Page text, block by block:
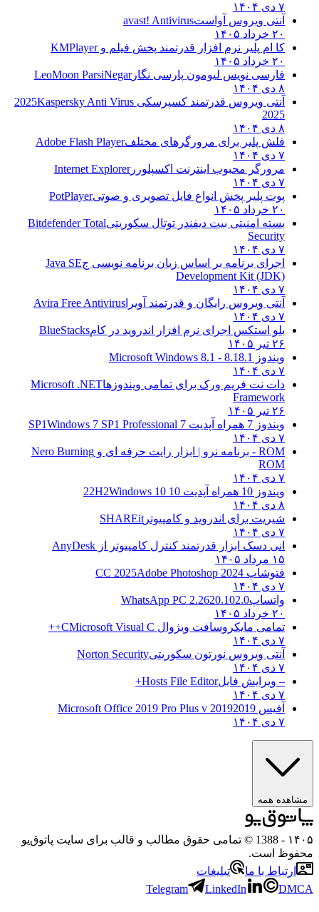
۷ دی ۱۴۰۴
آنتی ویروس آواستavast! Antivirus
۲۰ خرداد ۱۴۰۵
کا ام پلیر نرم افزار قدرتمند پخش فیلم وKMPlayer
۲۰ خرداد ۱۴۰۵
فارسی نویس لیومون پارسی نگارLeoMoon ParsiNegar
۸ دی ۱۴۰۴
آنتی ویروس قدرتمند کسپرسکی 2025 Kaspersky Anti Virus
2025
۸ دی ۱۴۰۴
فلش پلیر برای مرورگرهای مختلفAdobe Flash Player
۷ دی ۱۴۰۴
مرورگر محبوب اینترنت اکسپلوررInternet Explorer
۷ دی ۱۴۰۴
پوت پلیر پخش انواع فایل تصویری و صوتیPotPlayer
۲۰ خرداد ۱۴۰۵
بسته امنیتی بیت دیفندر توتال سکوریتیBitdefender Total
Security
۷ دی ۱۴۰۴
اجرای برنامه بر اساس زبان برنامه نویسی جJava SE
Development Kit (JDK)
۷ دی ۱۴۰۴
آنتی ویروس رایگان و قدرتمند آویرا Avira Free Antivirus
۷ دی ۱۴۰۴
بلو استکس اجرای نرم افزار اندروید در کامBlueStacks
۲۶ تیر ۱۴۰۵
ویندوز 8.1
8.1 - Microsoft Windows 8.1
۷ دی ۱۴۰۴
دات نت فریم ورک برای تمامی ویندوزهاMicrosoft .NET
Framework
۲۶ تیر ۱۴۰۵
ویندوز 7 همراه آپدیت 7 SP1
Windows 7 SP1 Professional
۷ دی ۱۴۰۴
ROM - برنامه نرو | ابزار رایت حرفه ای و
Nero Burning
ROM
۷ دی ۱۴۰۴
ویندوز 10 همراه آپدیت 10 22H2
Windows 10
۸ دی ۱۴۰۴
شیریت برای اندروید و کامپیوتر SHAREit
۷ دی ۱۴۰۴
انی دسک ابزار قدرتمند کنترل کامپیوتر از AnyDesk
۱۵ مرداد ۱۴۰۵
فتوشاپ CC 2025 Adobe Photoshop 2024
۷ دی ۱۴۰۴
واتساپWhatsApp PC 2.2620.102.0
۲۰ خرداد ۱۴۰۵
تمامی مایکروسافت ویژوال C Microsoft Visual C++
۷ دی ۱۴۰۴
آنتی ویروس نورتون سکوریتیNorton Security
۷ دی ۱۴۰۴
– ویرایش فایلHosts File Editor+
۷ دی ۱۴۰۴
آفیس 2019 2019 Microsoft Office 2019 Pro Plus v
۷ دی ۱۴۰۴
مشاهده همه
۱۴۰۵
- 1388 © تمامی حقوق مطالب و قالب برای سایت پاتوق‌یو
محفوظ است.
ارتباط با ما
تبلیغات
Telegram
LinkedIn DMCA